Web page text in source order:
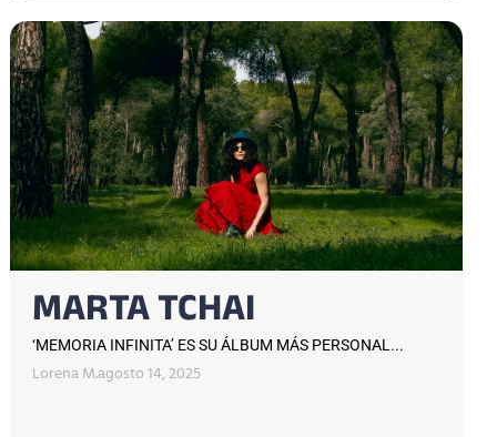
MARTA TCHAI
‘MEMORIA INFINITA’ ES SU ÁLBUM MÁS PERSONAL...
Lorena M.agosto 14, 2025